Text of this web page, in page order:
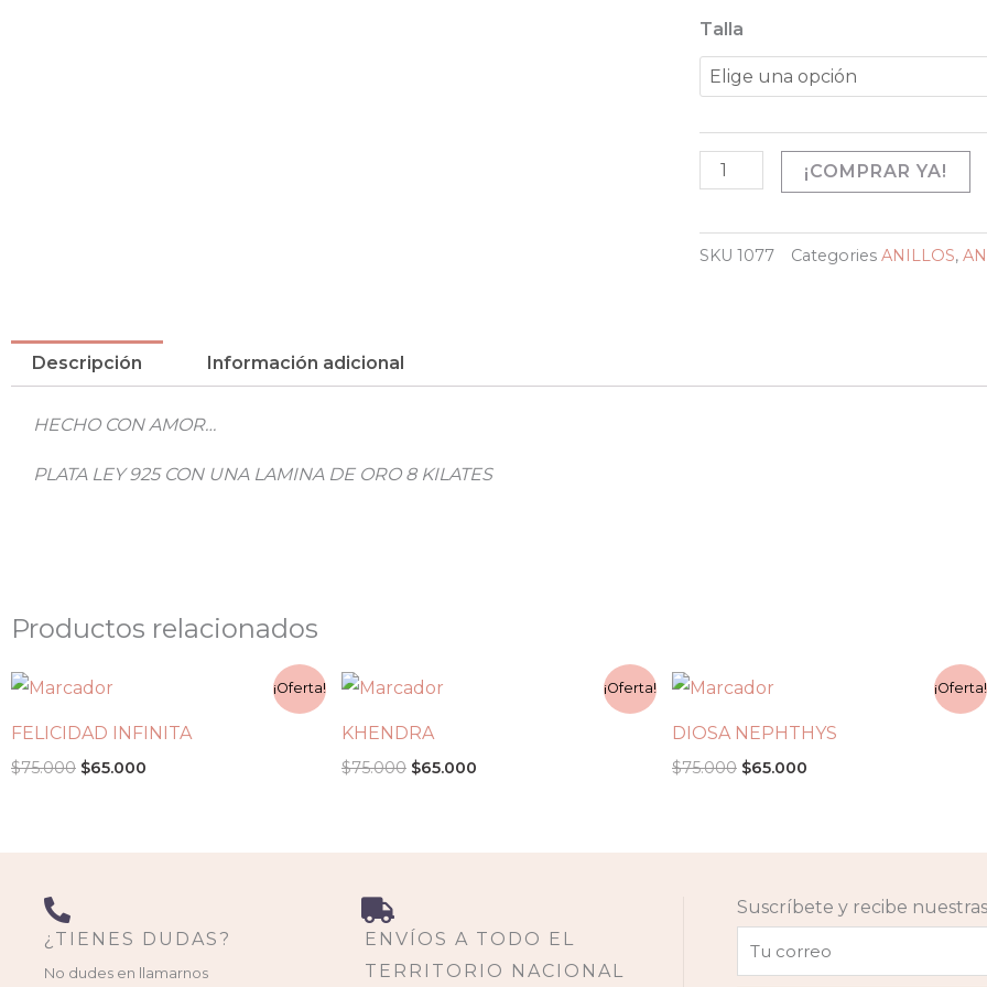
Talla
SWEET
15
AÑOS
¡COMPRAR YA!
SKU 1077 Categories ANILLOS,
Descripción Información adicional
HECHO CON AMOR…
PLATA LEY 925 CON UNA LAMINA DE ORO 8 KILATES
Productos relacionados
¡Oferta!
FELICIDAD INFINITA
$75.000
El
precio
era:
$75.000.
$65.000
es:
¡Oferta!
KHENDRA
$75.000
El
precio
era:
$75.000.
$65.000
¡Oferta!
DIOSA NEPHTHYS
$75.000
El
precio
era:
$75.000.
$65.000
es:
¿TIENES DUDAS?
No dudes en llamarnos
ENVÍOS A TODO EL
TERRITORIO NACIONAL
Suscríbete y recibe